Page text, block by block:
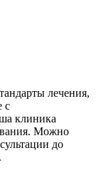
лечения,
с
клиника
Можно
до